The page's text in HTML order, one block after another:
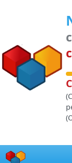
C